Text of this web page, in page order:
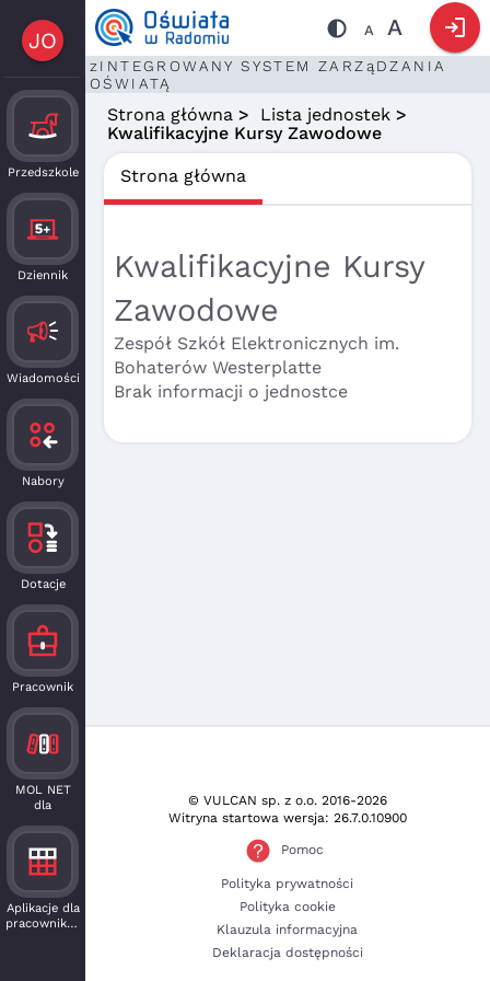
JO
Przedszkole
Dziennik
Wiadomości
Nabory
Dotacje
Pracownik
MOL NET
dla
Aplikacje dla
pracowników
A A login
zINTEGROWANY SYSTEM ZARZąDZANIA
OŚWIATĄ
Strona główna> Lista jednostek>
Kwalifikacyjne Kursy Zawodowe
Strona główna
Kwalifikacyjne Kursy
Zawodowe
Zespół Szkół Elektronicznych im.
Bohaterów Westerplatte
Brak informacji o jednostce
© VULCAN sp. z o.o.2016-2026
Witryna startowa wersja: 26.7.0.10900
Pomoc
Polityka prywatności
Polityka cookie
Klauzula informacyjna
Deklaracja dostępności